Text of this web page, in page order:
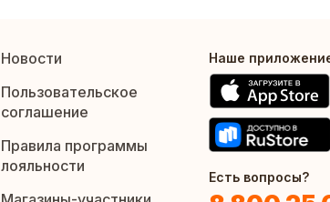
Новости
Пользовательское
соглашение
Правила программы
лояльности
Наше
Есть вопросы?